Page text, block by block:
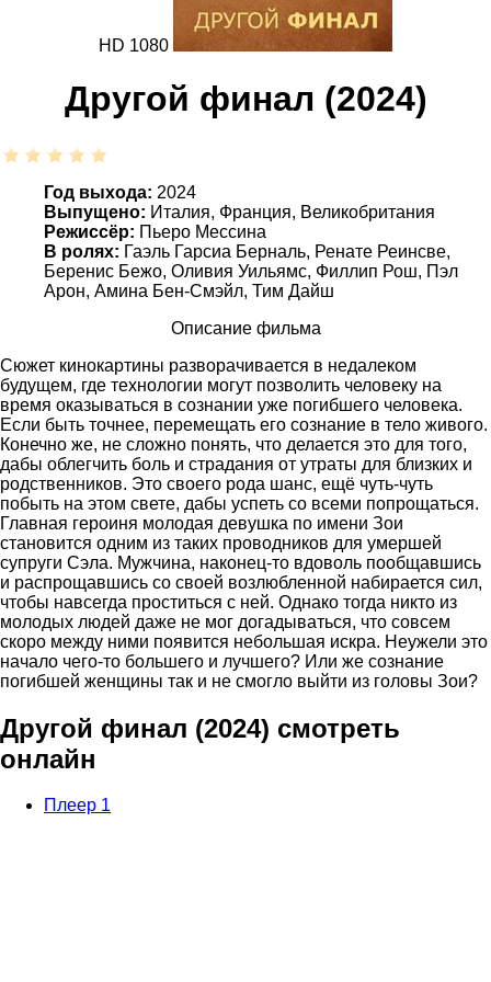
HD 1080
Другой финал (2024)
Год выхода: 2024
Выпущено: Италия, Франция, Великобритания
Режиссёр: Пьеро Мессина
В ролях: Гаэль Гарсиа Берналь, Ренате Реинсве,
Беренис Бежо, Оливия Уильямс, Филлип Рош, Пэл
Арон, Амина Бен-Смэйл, Тим Дайш
Описание фильма
Сюжет кинокартины разворачивается в недалеком
будущем, где технологии могут позволить человеку на
время оказываться в сознании уже погибшего человека.
Если быть точнее, перемещать его сознание в тело живого.
Конечно же, не сложно понять, что делается это для того,
дабы облегчить боль и страдания от утраты для близких и
родственников. Это своего рода шанс, ещё чуть-чуть
побыть на этом свете, дабы успеть со всеми попрощаться.
Главная героиня молодая девушка по имени Зои
становится одним из таких проводников для умершей
супруги Сэла. Мужчина, наконец-то вдоволь пообщавшись
и распрощавшись со своей возлюбленной набирается сил,
чтобы навсегда проститься с ней. Однако тогда никто из
молодых людей даже не мог догадываться, что совсем
скоро между ними появится небольшая искра. Неужели это
начало чего-то большего и лучшего? Или же сознание
погибшей женщины так и не смогло выйти из головы Зои?
Другой финал (2024) смотреть
онлайн
Плеер 1